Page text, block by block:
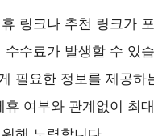
링크나 추천 링크가
수수료가 발생할 수 있
필요한 정보를 제공하
휴 여부와 관계없이 최